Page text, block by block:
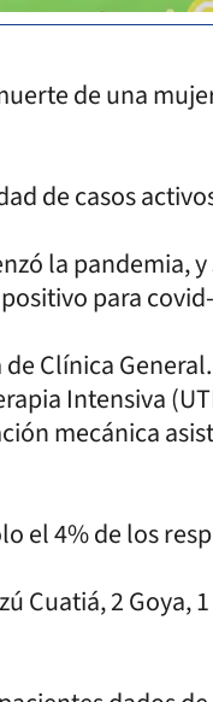
de una
de casos
la pandemia,
para
Clínica
Intensiva
mecánica
el 4% de los
Cuatiá, 2 Goya,